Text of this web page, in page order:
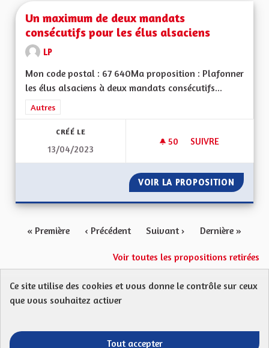
Un maximum de deux mandats
consécutifs pour les élus alsaciens
LP
Mon code postal : 67 640Ma proposition : Plafonner
les élus alsaciens à deux mandats consécutifs...
Filtrer les résultats de la catégorie : Autres
Autres
CRÉÉ LE
13/04/2023
50 50 ABONNÉS
SUIVRE
VOIR LA PROPOSITION UN
« Première ‹ Précédent Suivant › Dernière »
Voir toutes les propositions retirées
Protection des Données
Télécharger les fichiers Open Data
Ce site utilise des cookies et vous donne le contrôle sur ceux
que vous souhaitez activer
Tout accepter